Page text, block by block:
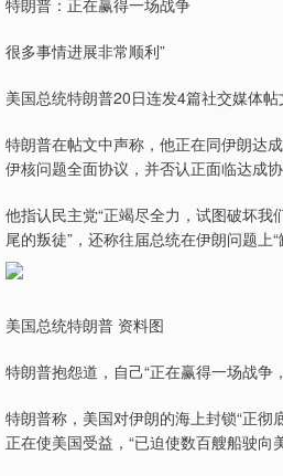
特朗普：正在赢得一场战争
很多事情进展非常顺利”
美国总统特朗普20日连发4篇社交媒体
特朗普在帖文中声称，他正在同伊朗达
伊核问题全面协议，并否认正面临达成协
他指认民主党“正竭尽全力，试图破坏我
尾的叛徒”，还称往届总统在伊朗问题上
美国总统特朗普 资料图
特朗普抱怨道，自己“正在赢得一场战争
特朗普称，美国对伊朗的海上封锁“正
正在使美国受益，“已迫使数百艘船驶向